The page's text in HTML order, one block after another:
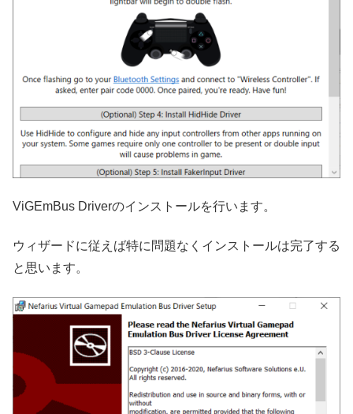
ViGEmBus Driverのインストールを行います。
ウィザードに従えば特に問題なくインストールは完了する
と思います。